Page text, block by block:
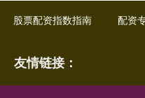
股票配资指数指南 配资
友情链接：